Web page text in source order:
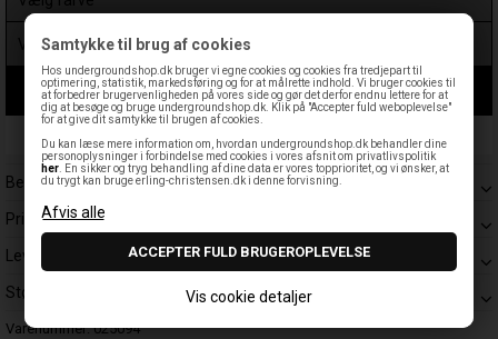
Samtykke til brug af cookies
Hos undergroundshop.dk bruger vi egne cookies og cookies fra tredjepart til
optimering, statistik, markedsføring og for at målrette indhold. Vi bruger cookies til
at forbedrer brugervenligheden på vores side og gør det derfor endnu lettere for at
dig at besøge og bruge undergroundshop.dk. Klik på "Accepter fuld weboplevelse"
for at give dit samtykke til brugen af cookies.
Du kan læse mere information om, hvordan undergroundshop.dk behandler dine
personoplysninger i forbindelse med cookies i vores afsnit om privatlivspolitik
her . En sikker og tryg behandling af dine data er vores topprioritet, og vi ønsker, at
du trygt kan bruge erling-christensen.dk i denne forvisning.
Vis cookie detaljer
LÆG I KURV
Leveringstid: 1-3 hverdage
Beskrivelse
Prisgaranti
Levering
Størrelsesguide
Varenummer:025094